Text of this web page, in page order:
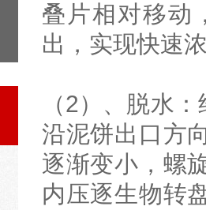
叠片相对移动
出，实现快速
（2）、脱水
沿泥饼出口方
逐渐变小，螺
内压逐生物转